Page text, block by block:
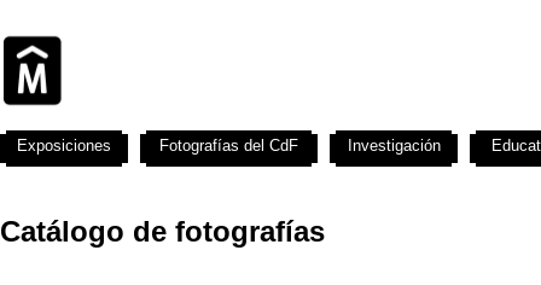
Catálogo de fotografías
Exposiciones Fotografías del CdF Investigación